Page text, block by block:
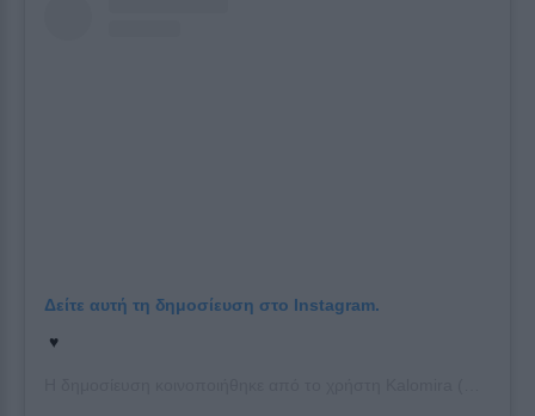
Δείτε αυτή τη δημοσίευση στο Instagram.
♥️